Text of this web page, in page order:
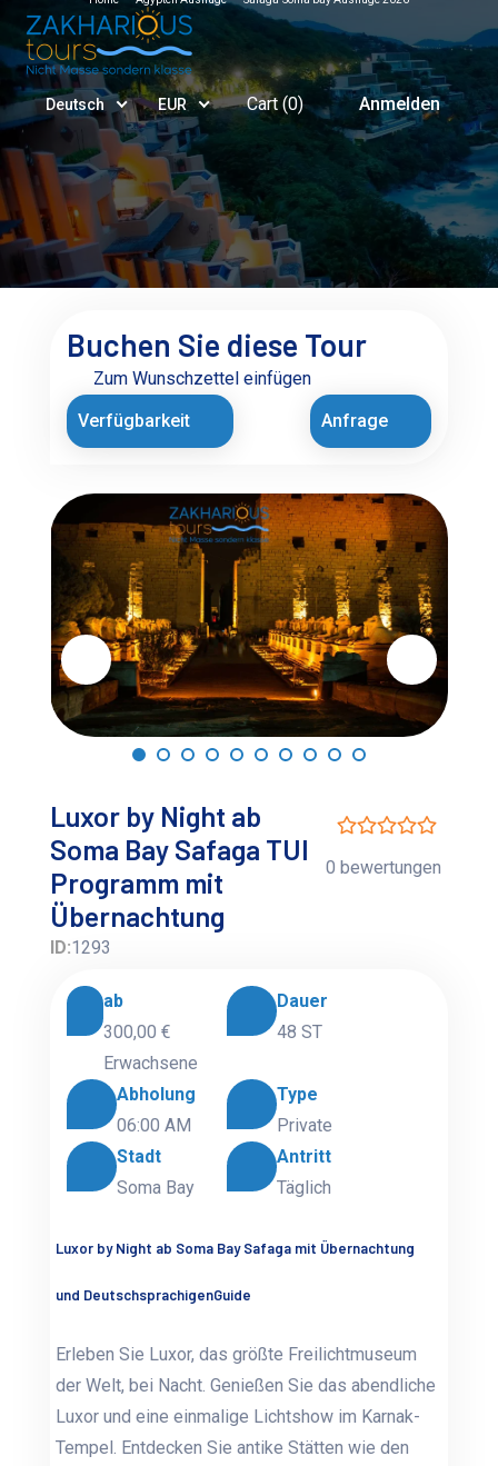
Deutsch EUR Cart (0) Anmelden
Luxor by Night ab
Soma Bay Safaga TUI
Programm mit
Übernachtung
ID:1293
0 bewertungen
ab
300,00 €
Erwachsene
Dauer
48 ST
Abholung
06:00 AM
Type
Private
Stadt
Soma Bay
Antritt
Täglich
Luxor by Night ab Soma Bay Safaga mit Übernachtung
und DeutschsprachigenGuide
Erleben Sie Luxor, das größte Freilichtmuseum
der Welt, bei Nacht. Genießen Sie das abendliche
Luxor und eine einmalige Lichtshow im Karnak-
Tempel. Entdecken Sie antike Stätten wie den
Buchen Sie diese Tour
Zum Wunschzettel einfügen
Verfügbarkeit
Anfrage